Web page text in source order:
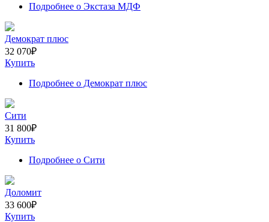
Подробнее о Экстаза МДФ
Демократ плюс
32 070₽
Купить
Подробнее о Демократ плюс
Сити
31 800₽
Купить
Подробнее о Сити
Доломит
33 600₽
Купить